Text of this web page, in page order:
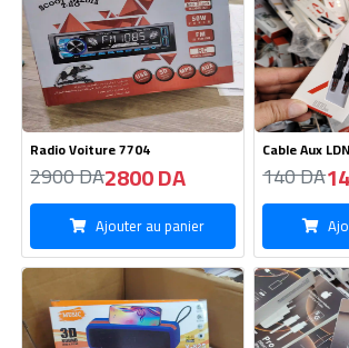
Speaker Wireless X-825
1400 DA1350 DA
Ajouter au panier
Chargeur
680 DA